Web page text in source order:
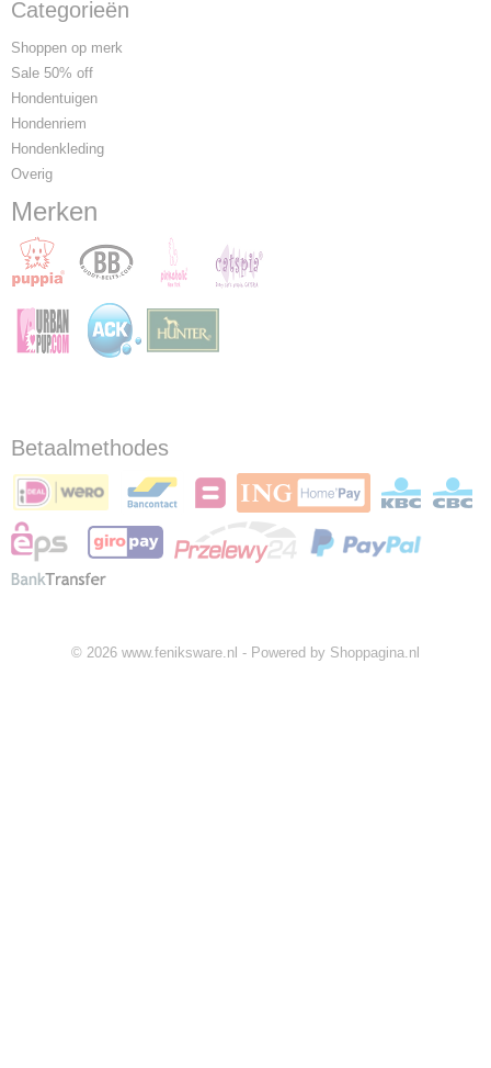
Categorieën
Shoppen op merk
Sale 50% off
Hondentuigen
Hondenriem
Hondenkleding
Overig
Merken
Betaalmethodes
© 2026 www.feniksware.nl - Powered by Shoppagina.nl